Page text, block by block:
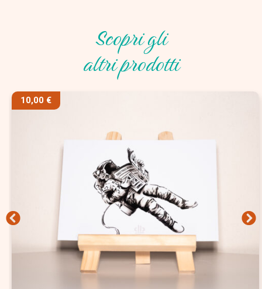
Scopri gli
altri prodotti
10,00 €